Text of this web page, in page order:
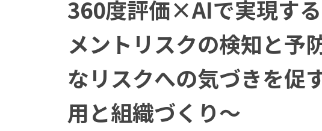
360度評価×AIで実現す
メントリスクの検知と予
なリスクへの気づきを促
用と組織づくり～